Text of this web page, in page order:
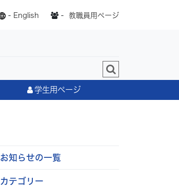
- English - 教職員用ページ
学生用ページ
お知らせの一覧
カテゴリー